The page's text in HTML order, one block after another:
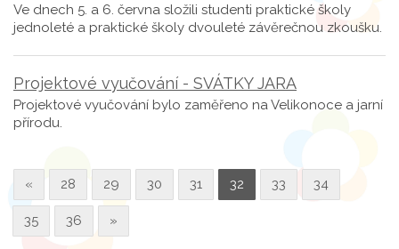
Ve dnech 5. a 6. června složili studenti praktické školy
jednoleté a praktické školy dvouleté závěrečnou zkoušku.
Projektové vyučování - SVÁTKY JARA
Projektové vyučování bylo zaměřeno na Velikonoce a jarní
přírodu.
« 28 29 30 31 32 33 34
35 36 »